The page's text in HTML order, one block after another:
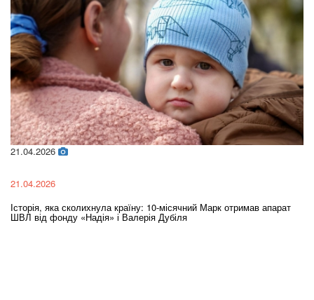
21.04.2026
21.04.2026
Історія, яка сколихнула країну: 10-місячний Марк отримав апарат
ШВЛ від фонду «Надія» і Валерія Дубіля